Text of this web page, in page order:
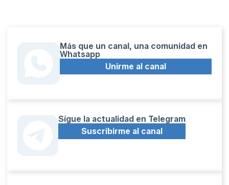
Más que un canal, una comunidad en
Whatsapp
Unirme al canal
Sígue la actualidad en Telegram
Suscribirme al canal